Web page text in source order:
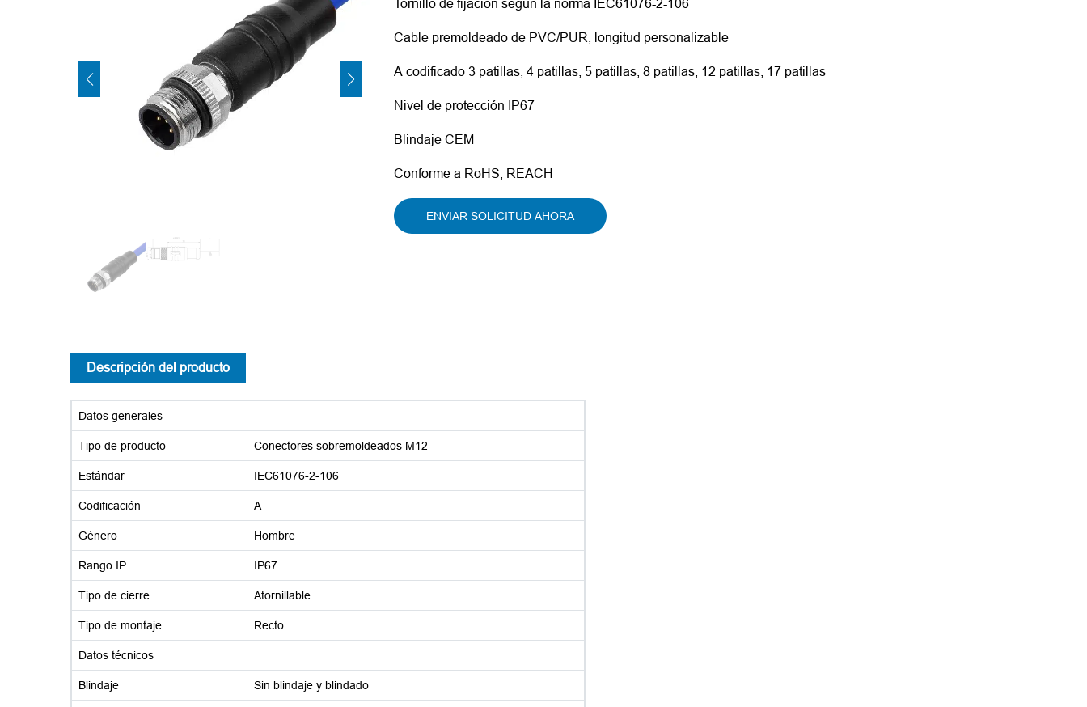
Tornillo de fijación según la norma IEC61076-2-106
Cable premoldeado de PVC/PUR, longitud personalizable
A codificado 3 patillas, 4 patillas, 5 patillas, 8 patillas, 12 patillas, 17 patillas
Nivel de protección IP67
Blindaje CEM
Conforme a RoHS, REACH
ENVIAR SOLICITUD AHORA
Descripción del producto
Datos generales
Tipo de producto Conectores sobremoldeados M12
Estándar IEC61076-2-106
Codificación A
Género Hombre
Rango IP IP67
Tipo de cierre Atornillable
Tipo de montaje Recto
Datos técnicos
Blindaje Sin blindaje y blindado